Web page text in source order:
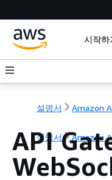
시작하
설명서 Amazon
설명서 Amazon
API